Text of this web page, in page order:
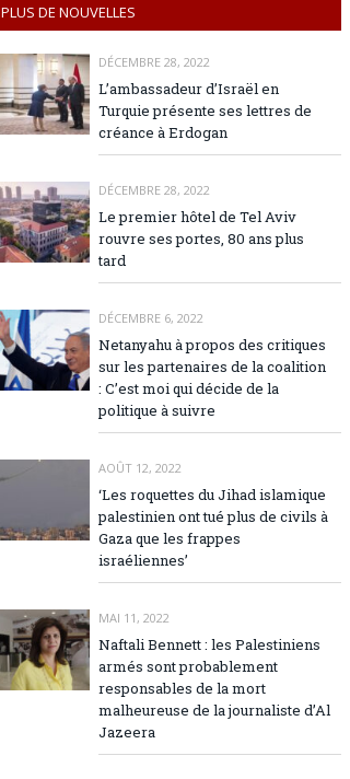
PLUS DE NOUVELLES
DÉCEMBRE 28, 2022
L’ambassadeur d’Israël en
Turquie présente ses lettres de
créance à Erdogan
DÉCEMBRE 28, 2022
Le premier hôtel de Tel Aviv
rouvre ses portes, 80 ans plus
tard
DÉCEMBRE 6, 2022
Netanyahu à propos des critiques
sur les partenaires de la coalition
: C’est moi qui décide de la
politique à suivre
AOÛT 12, 2022
‘Les roquettes du Jihad islamique
palestinien ont tué plus de civils à
Gaza que les frappes
israéliennes’
MAI 11, 2022
Naftali Bennett : les Palestiniens
armés sont probablement
responsables de la mort
malheureuse de la journaliste d’Al
Jazeera